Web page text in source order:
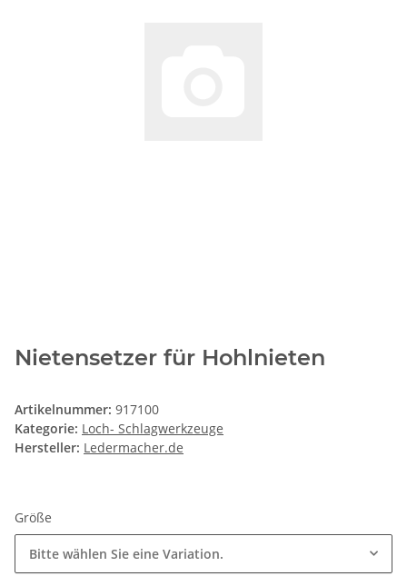
Nietensetzer für Hohlnieten
Artikelnummer: 917100
Kategorie: Loch- Schlagwerkzeuge
Hersteller: Ledermacher.de
Größe
Bitte wählen Sie eine Variation.